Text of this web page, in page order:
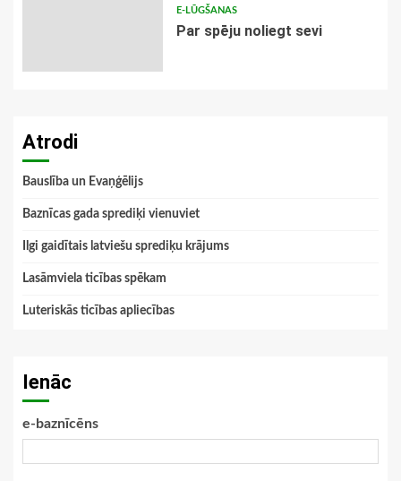
E-LŪGŠANAS
Par spēju noliegt sevi
Atrodi
Bauslība un Evaņģēlijs
Baznīcas gada sprediķi vienuviet
Ilgi gaidītais latviešu sprediķu krājums
Lasāmviela ticības spēkam
Luteriskās ticības apliecības
Ienāc
e-baznīcēns